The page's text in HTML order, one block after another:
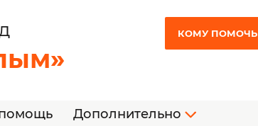
КОМУ ПОМОЧЬ
Дополнительно